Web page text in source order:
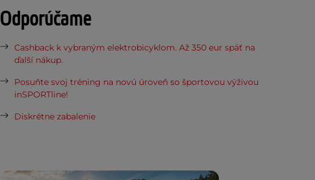
Odporúčame
Cashback k vybraným elektrobicyklom. Až 350 eur späť na
ďalší nákup.
Posuňte svoj tréning na novú úroveň so športovou výživou
inSPORTline!
Diskrétne zabalenie